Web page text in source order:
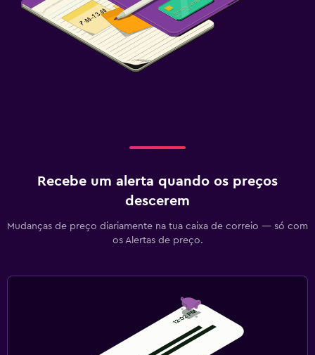
Recebe um alerta quando os preços
descerem
Mudanças de preço diariamente na tua caixa de correio — só com
os Alertas de preço.